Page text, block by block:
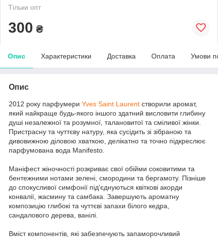
Тільки опт
300 ₴
Опис Характеристики Доставка Оплата Умови
Опис
2012 року парфумери Yves Saint Laurent створили аромат,
який найкраще будь-якого іншого здатний висловити глибину
душі незалежної та розумної, талановитої та сміливої жінки.
Пристрасну та чуттєву натуру, яка сусідить зі зібраною та
дивовижною діловою хваткою, делікатно та точно підкреслює
парфумована вода Manifesto.
Маніфест жіночності розкриває свої обійми соковитими та
бентежними нотами зелені, смородини та бергамоту. Пізніше
до спокусливої симфонії під'єднуються квіткові акорди
конвалії, жасмину та самбака. Завершують ароматну
композицію глибокі та чуттєві запахи білого кедра,
сандалового дерева, ванілі.
Вміст компонентів, які забезпечують запаморочливий